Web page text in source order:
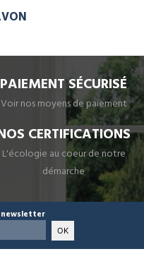
PAIEMENT SÉCURISÉ
Voir nos moyens de paiement
CERTIFICATIONS
L'écologie au coeur de notre
démarche
newsletter
OK